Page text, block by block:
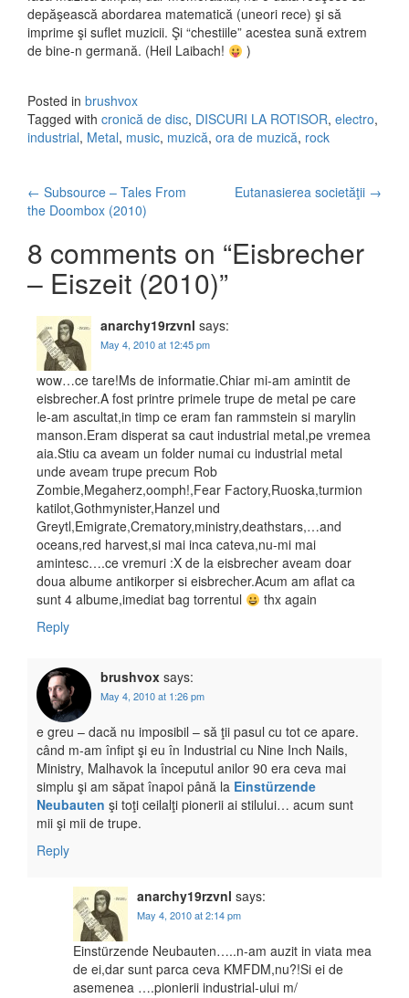
depăşească abordarea matematică (uneori rece) şi să
imprime şi suflet muzicii. Şi “chestiile” acestea sună extrem
de bine-n germană. (Heil Laibach!
)
Posted in brushvox
Tagged with cronică de disc, DISCURI LA ROTISOR, electro,
industrial, Metal, music, muzică, ora de muzică, rock
Post navigation
← Subsource – Tales From
the Doombox (2010)
Eutanasierea societăţii →
8 comments on “Eisbrecher
– Eiszeit (2010)”
anarchy19rzvnl says:
May 4, 2010 at 12:45 pm
wow…ce tare!Ms de informatie.Chiar mi-am amintit de
eisbrecher.A fost printre primele trupe de metal pe care
le-am ascultat,in timp ce eram fan rammstein si marylin
manson.Eram disperat sa caut industrial metal,pe vremea
aia.Stiu ca aveam un folder numai cu industrial metal
unde aveam trupe precum Rob
Zombie,Megaherz,oomph!,Fear Factory,Ruoska,turmion
katilot,Gothmynister,Hanzel und
Greytl,Emigrate,Crematory,ministry,deathstars,…and
oceans,red harvest,si mai inca cateva,nu-mi mai
amintesc….ce vremuri :X de la eisbrecher aveam doar
doua albume antikorper si eisbrecher.Acum am aflat ca
sunt 4 albume,imediat bag torrentul
thx again
Reply
brushvox says:
May 4, 2010 at 1:26 pm
e greu – dacă nu imposibil – să ţii pasul cu tot ce apare.
când m-am înfipt şi eu în Industrial cu Nine Inch Nails,
Ministry, Malhavok la începutul anilor 90 era ceva mai
simplu şi am săpat înapoi până la Einstürzende
Neubauten şi toţi ceilalţi pionerii ai stilului… acum sunt
mii şi mii de trupe.
Reply
anarchy19rzvnl says:
May 4, 2010 at 2:14 pm
Einstürzende Neubauten…..n-am auzit in viata mea
de ei,dar sunt parca ceva KMFDM,nu?!Si ei de
asemenea ….pionierii industrial-ului m/